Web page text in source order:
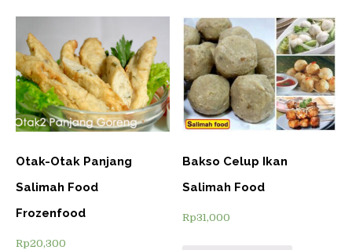
Otak-Otak Panjang
Salimah Food
Frozenfood
Rp20,300
Bakso Celup Ikan
Salimah Food
Rp31,000